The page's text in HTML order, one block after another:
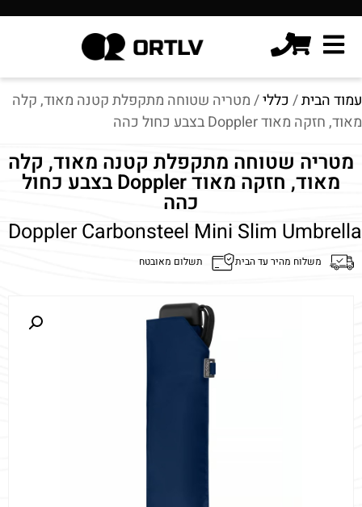
עמוד הבית/כללי/ מטריה שטוחה מתקפלת קטנה מאוד, קלה
מאוד, חזקה מאוד Doppler בצבע כחול כהה
מטריה שטוחה מתקפלת קטנה מאוד, קלה
מאוד, חזקה מאוד Doppler בצבע כחול
כהה
Doppler Carbonsteel Mini Slim Umbrella
משלוח מהיר עד הבית תשלום מאובטח